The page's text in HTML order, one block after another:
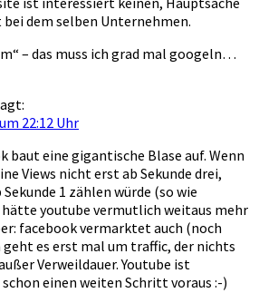
dem selben Unternehmen.
– das muss ich grad mal googeln…
22:12 Uhr
baut eine gigantische Blase auf. Wenn
Views nicht erst ab Sekunde drei,
1 zählen würde (so wie
youtube vermutlich weitaus mehr
facebook vermarktet auch (noch
geht es erst mal um traffic, der nichts
Verweildauer. Youtube ist
einen weiten Schritt voraus :-)